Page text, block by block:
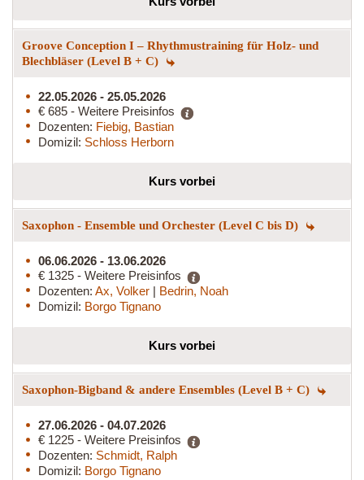
Groove Conception I – Rhythmustraining für Holz- und
Blechbläser (Level B + C)
22.05.2026 - 25.05.2026
€ 685 - Weitere Preisinfos
Dozenten: Fiebig, Bastian
Domizil: Schloss Herborn
Kurs vorbei
Saxophon - Ensemble und Orchester (Level C bis D)
06.06.2026 - 13.06.2026
€ 1325 - Weitere Preisinfos
Dozenten: Ax, Volker | Bedrin, Noah
Domizil: Borgo Tignano
Kurs vorbei
Saxophon-Bigband & andere Ensembles (Level B + C)
27.06.2026 - 04.07.2026
€ 1225 - Weitere Preisinfos
Dozenten: Schmidt, Ralph
Domizil: Borgo Tignano